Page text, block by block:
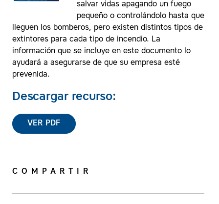
salvar vidas apagando un fuego
pequeño o controlándolo hasta que
lleguen los bomberos, pero existen distintos tipos de
extintores para cada tipo de incendio. La
información que se incluye en este documento lo
ayudará a asegurarse de que su empresa esté
prevenida.
Descargar recurso:
VER PDF
COMPARTIR